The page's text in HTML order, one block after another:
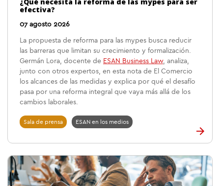
¿Qué necesita la reforma de las mypes para ser
efectiva?
07 agosto 2026
La propuesta de reforma para las mypes busca reducir
las barreras que limitan su crecimiento y formalización.
Germán Lora, docente de ESAN Business Law, analiza,
junto con otros expertos, en esta nota de El Comercio
los alcances de las medidas y explica por qué el desafío
pasa por una reforma integral que vaya más allá de los
cambios laborales.
Sala de prensa ESAN en los medios